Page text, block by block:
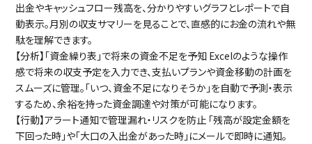
出金やキャッシュフロー残高を、分かりやすいグラフとレポートで自
動表示。月別の収支サマリーを見ることで、直感的にお金の流れや無
駄を理解できます。
【分析】「資金繰り表」で将来の資金不足を予知 Excelのような操作
感で将来の収支予定を入力でき、支払いプランや資金移動の計画を
スムーズに管理。「いつ、資金不足になりそうか」を自動で予測・表示
するため、余裕を持った資金調達や対策が可能になります。
【行動】アラート通知で管理漏れ・リスクを防止 「残高が設定金額を
下回った時」や「大口の入出金があった時」にメールで即時に通知。